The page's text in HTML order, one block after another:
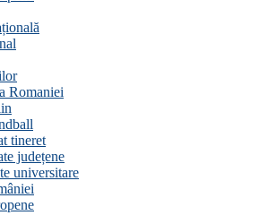
Romaniei
tineret
județene
universitare